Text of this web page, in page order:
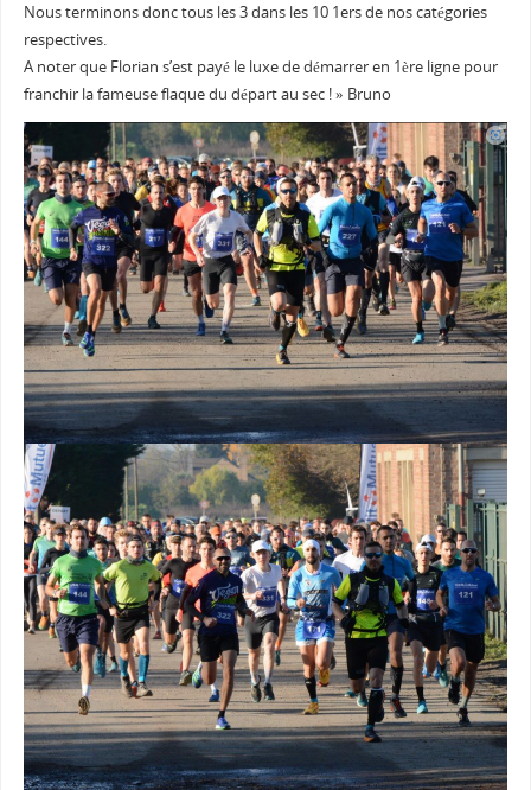
Nous terminons donc tous les 3 dans les 10 1ers de nos catégories
respectives.
A noter que Florian s’est payé le luxe de démarrer en 1ère ligne pour
franchir la fameuse flaque du départ au sec ! » Bruno